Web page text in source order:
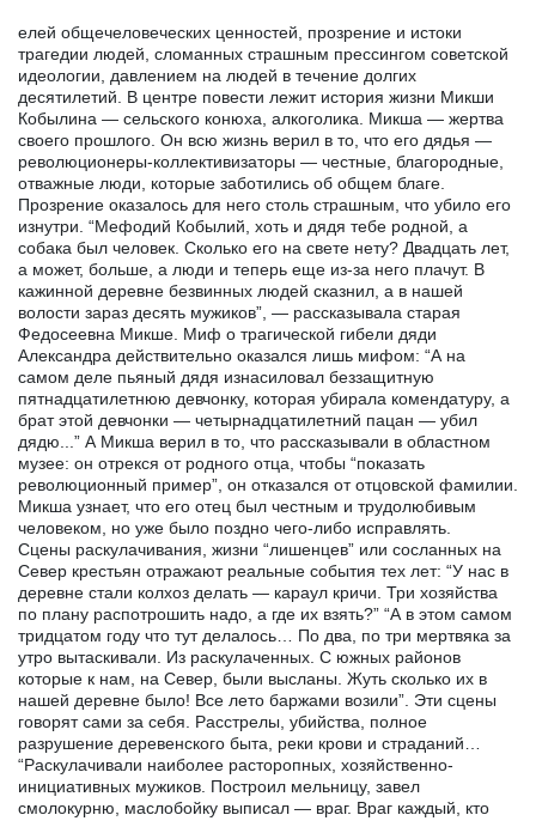
елей общечеловеческих ценностей, прозрение и истоки
трагедии людей, сломанных страшным прессингом советской
идеологии, давлением на людей в течение долгих
десятилетий. В центре повести лежит история жизни Микши
Кобылина — сельского конюха, алкоголика. Микша — жертва
своего прошлого. Он всю жизнь верил в то, что его дядья —
революционеры-коллективизаторы — честные, благородные,
отважные люди, которые заботились об общем благе.
Прозрение оказалось для него столь страшным, что убило его
изнутри. “Мефодий Кобылий, хоть и дядя тебе родной, а
собака был человек. Сколько его на свете нету? Двадцать лет,
а может, больше, а люди и теперь еще из-за него плачут. В
кажинной деревне безвинных людей сказнил, а в нашей
волости зараз десять мужиков”, — рассказывала старая
Федосеевна Микше. Миф о трагической гибели дяди
Александра действительно оказался лишь мифом: “А на
самом деле пьяный дядя изнасиловал беззащитную
пятнадцатилетнюю девчонку, которая убирала комендатуру, а
брат этой девчонки — четырнадцатилетний пацан — убил
дядю...” А Микша верил в то, что рассказывали в областном
музее: он отрекся от родного отца, чтобы “показать
революционный пример”, он отказался от отцовской фамилии.
Микша узнает, что его отец был честным и трудолюбивым
человеком, но уже было поздно чего-либо исправлять.
Сцены раскулачивания, жизни “лишенцев” или сосланных на
Север крестьян отражают реальные события тех лет: “У нас в
деревне стали колхоз делать — караул кричи. Три хозяйства
по плану распотрошить надо, а где их взять?” “А в этом самом
тридцатом году что тут делалось… По два, по три мертвяка за
утро вытаскивали. Из раскулаченных. С южных районов
которые к нам, на Север, были высланы. Жуть сколько их в
нашей деревне было! Все лето баржами возили”. Эти сцены
говорят сами за себя. Расстрелы, убийства, полное
разрушение деревенского быта, реки крови и страданий…
“Раскулачивали наиболее расторопных, хозяйственно-
инициативных мужиков. Построил мельницу, завел
смолокурню, маслобойку выписал — враг. Враг каждый, кто